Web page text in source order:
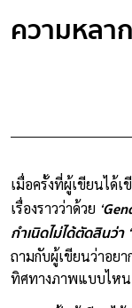
ความหลา
เมื่อครั้งที่ผู้เขียนได้
เรื่องราวว่าด้วย
กำเนิดไม่ได้ตัดสินว่า ‘
ถามกับผู้เขียนว่าอย
ทิศทางภาพแบบไหน